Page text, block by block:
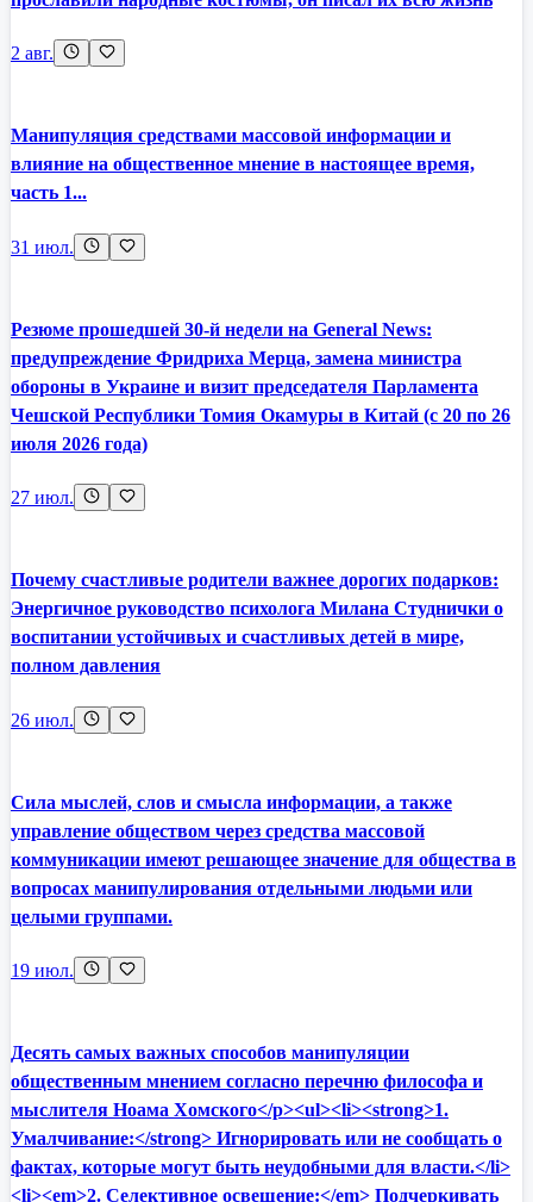
2 авг.
Манипуляция средствами массовой информации и
влияние на общественное мнение в настоящее время,
часть 1...
31 июл.
Резюме прошедшей 30-й недели на General News:
предупреждение Фридриха Мерца, замена министра
обороны в Украине и визит председателя Парламента
Чешской Республики Томия Окамуры в Китай (с 20 по 26
июля 2026 года)
27 июл.
Почему счастливые родители важнее дорогих подарков:
Энергичное руководство психолога Милана Студнички о
воспитании устойчивых и счастливых детей в мире,
полном давления
26 июл.
Сила мыслей, слов и смысла информации, а также
управление обществом через средства массовой
коммуникации имеют решающее значение для общества в
вопросах манипулирования отдельными людьми или
целыми группами.
19 июл.
Десять самых важных способов манипуляции
общественным мнением согласно перечню философа и
мыслителя Ноама Хомского</p><ul><li><strong>1.
Умалчивание:</strong> Игнорировать или не сообщать о
фактах, которые могут быть неудобными для власти.</li>
<li><em>2. Селективное освещение:</em> Подчеркивать